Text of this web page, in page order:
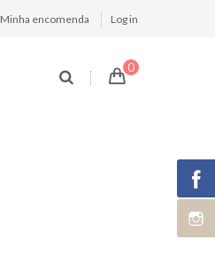
Minha encomenda Log in
0